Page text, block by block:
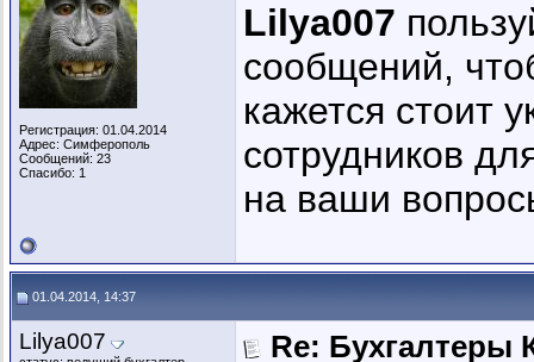
Регистрация: 01.04.2014
Адрес: Симферополь
Сообщений: 23
Спасибо: 1
Lilya007
сообщений,
кажется стоит
сотрудников
на ваши
01.04.2014, 14:37
Lilya007 Re: Бухгалтеры